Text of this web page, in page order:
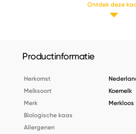
Ontdek deze
Productinformatie
Herkomst
Melksoort
Koemelk
Merk
Merkloos
Biologische kaas
Allergenen